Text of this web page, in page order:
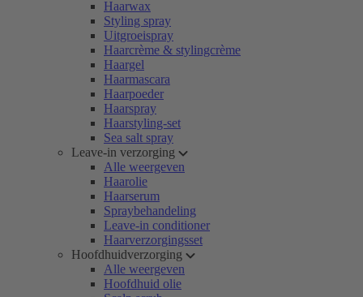
Haarwax
Styling spray
Uitgroeispray
Haarcrème & stylingcrème
Haargel
Haarmascara
Haarpoeder
Haarspray
Haarstyling-set
Sea salt spray
Leave-in verzorging
Alle weergeven
Haarolie
Haarserum
Spraybehandeling
Leave-in conditioner
Haarverzorgingsset
Hoofdhuidverzorging
Alle weergeven
Hoofdhuid olie